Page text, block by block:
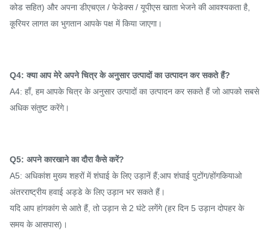
कोड सहित) और अपना डीएचएल / फेडेक्स / यूपीएस खाता भेजने की आवश्यकता है,
कूरियर लागत का भुगतान आपके पक्ष में किया जाएगा।
Q4: क्या आप मेरे अपने चित्र के अनुसार उत्पादों का उत्पादन कर सकते हैं?
A4: हाँ, हम आपके चित्र के अनुसार उत्पादों का उत्पादन कर सकते हैं जो आपको सबसे
अधिक संतुष्ट करेंगे।
Q5: अपने कारखाने का दौरा कैसे करें?
A5: अधिकांश मुख्य शहरों में शंघाई के लिए उड़ानें हैं;आप शंघाई पुटोंग/होंगकियाओ
अंतरराष्ट्रीय हवाई अड्डे के लिए उड़ान भर सकते हैं।
यदि आप हांगकांग से आते हैं, तो उड़ान से 2 घंटे लगेंगे (हर दिन 5 उड़ान दोपहर के
समय के आसपास)।